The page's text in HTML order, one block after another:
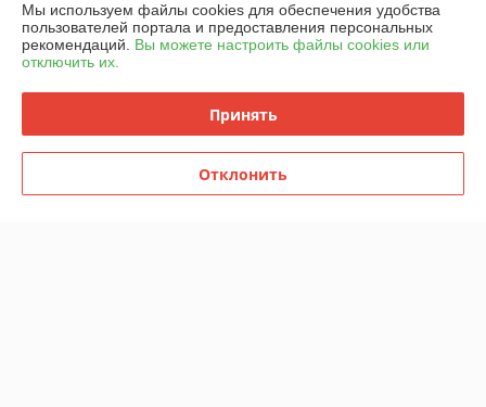
Доставка и оплата
График работы
Политика обработки cookies
Мы используем файлы cookies для обеспечения удобства
пользователей портала и предоставления персональных
рекомендаций. Вы можете настроить файлы cookies или
отключить их.
Принять
Отклонить